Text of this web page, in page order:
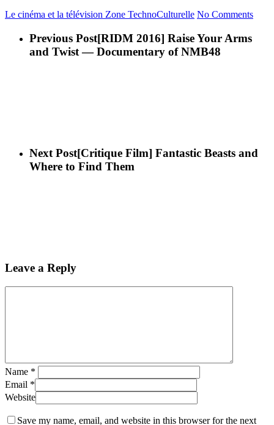
Le cinéma et la télévision Zone TechnoCulturelle No Comments
Previous Post[RIDM 2016] Raise Your Arms
and Twist — Documentary of NMB48
Next Post[Critique Film] Fantastic Beasts and
Where to Find Them
Leave a Reply
Name *
Email *
Website
Save my name, email, and website in this browser for the next